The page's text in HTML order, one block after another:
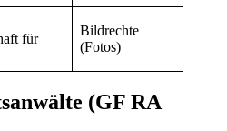
für
Bildrechte
(Fotos)
(GF RA